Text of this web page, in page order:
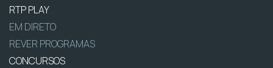
RTP PLAY
EM DIRETO
REVER PROGRAMAS
CONCURSOS